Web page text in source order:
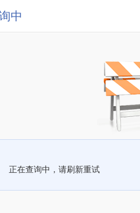
中
正在查询中，请刷新重试